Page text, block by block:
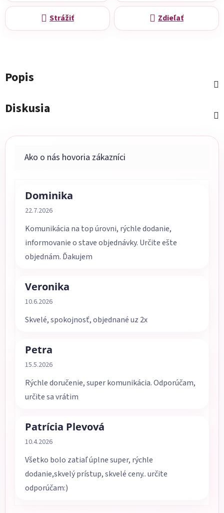
Strážiť Zdieľať
Popis
Diskusia
Dominika
Hodnotenie obchodu je 5 z 5 hviezdičiek.
22.7.2026
Komunikácia na top úrovni, rýchle dodanie,
informovanie o stave objednávky. Určite ešte
objednám. Ďakujem
Veronika
Hodnotenie obchodu je 5 z 5 hviezdičiek.
10.6.2026
Skvelé, spokojnosť, objednané uz 2x
Petra
Hodnotenie obchodu je 5 z 5 hviezdičiek.
15.5.2026
Rýchle doručenie, super komunikácia. Odporúčam,
určite sa vrátim
Patrícia Plevová
Hodnotenie obchodu je 5 z 5 hviezdičiek.
10.4.2026
Všetko bolo zatiaľ úplne super, rýchle
dodanie,skvelý prístup, skvelé ceny.. určite
odporúčam:)